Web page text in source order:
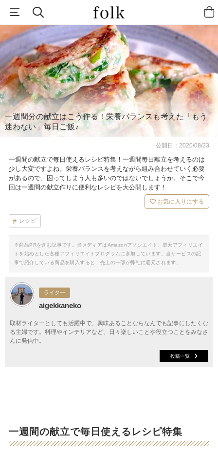
一週間分の献立はこう作る！栄養バランスも考えた「もう
迷わない」毎日ご飯♪
公開日：2020/08/23
一週間の献立で毎日使えるレシピ特集！一週間毎日献立を考えるのは
少し大変ですよね。栄養バランスを考えながら組み合わせていく必要
があるので、困ってしまう人も多いのではないでしょうか。そこで今
回は一週間の献立作りに便利なレシピを大公開します！
お気に入りにする
レシピ
※商品PRを含む記事です。当メディアはAmazonアソシエイト、楽天アフィリエイ
トを始めとした各種アフィリエイトプログラムに参加しています。当サービスの記
事で紹介している商品を購入すると、売上の一部が弊社に還元されます。
ライター
aigekkaneko
取材ライターとしても活躍中で、興味あることならなんでも記事にしたくな
る主婦です。料理やインテリアなど、日々楽しいことや役立つことをみなさ
んに発信中。
投稿一覧
一週間の献立で毎日使えるレシピ特集